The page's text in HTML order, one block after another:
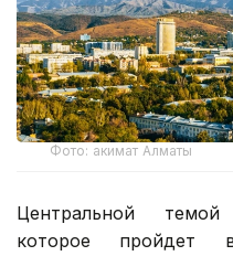
Фото: акимат Алматы
Центральной
которое пройдет